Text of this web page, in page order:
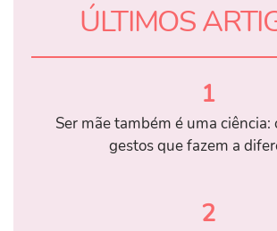
ÚLTIMOS
1
Ser mãe também é uma ciência:
gestos que fazem a
2